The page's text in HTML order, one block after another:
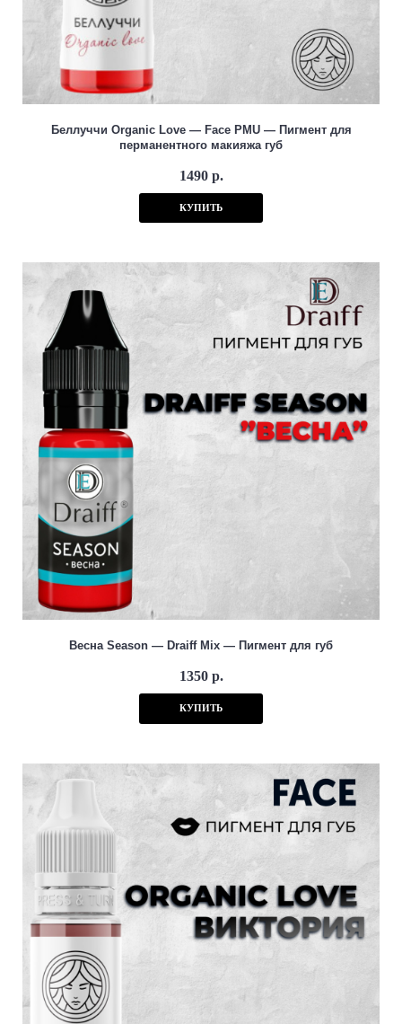
Беллуччи Organic Love — Face PMU — Пигмент для
перманентного макияжа губ
1490 р.
КУПИТЬ
Весна Season — Draiff Mix — Пигмент для губ
1350 р.
КУПИТЬ